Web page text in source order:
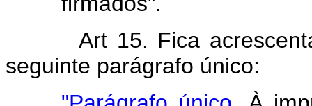
Art 15. Fica
seguinte parágrafo único: